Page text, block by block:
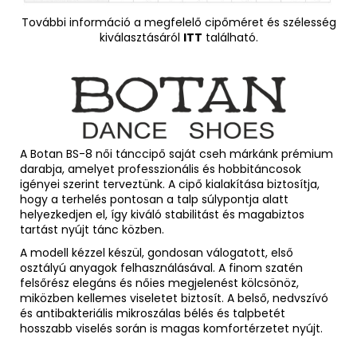
További információ a megfelelő cipőméret és szélesség
kiválasztásáról ITT található.
A Botan BS-8 női tánccipő saját cseh márkánk prémium
darabja, amelyet professzionális és hobbitáncosok
igényei szerint terveztünk. A cipő kialakítása biztosítja,
hogy a terhelés pontosan a talp súlypontja alatt
helyezkedjen el, így kiváló stabilitást és magabiztos
tartást nyújt tánc közben.
A modell kézzel készül, gondosan válogatott, első
osztályú anyagok felhasználásával. A finom szatén
felsőrész elegáns és nőies megjelenést kölcsönöz,
miközben kellemes viseletet biztosít. A belső, nedvszívó
és antibakteriális mikroszálas bélés és talpbetét
hosszabb viselés során is magas komfortérzetet nyújt.